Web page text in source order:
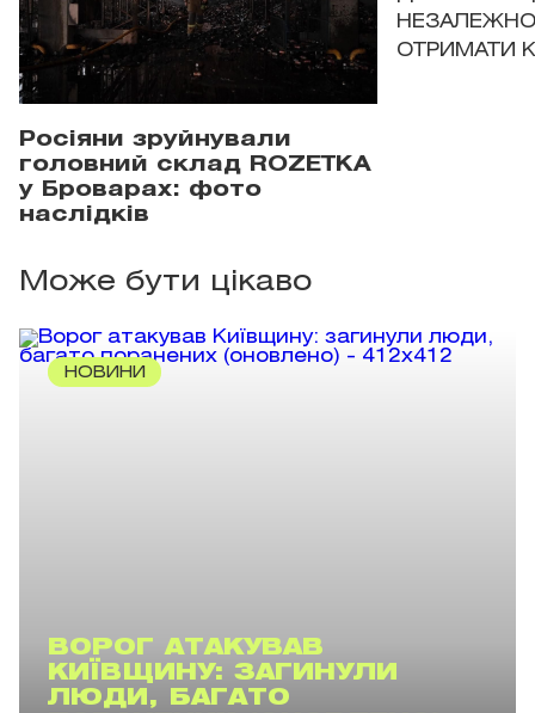
Росіяни зруйнували
головний склад ROZETKA
у Броварах: фото
наслідків
ОТРИМАТИ
Може бути цікаво
НОВИНИ
ВОРОГ АТАКУВАВ
КИЇВЩИНУ: ЗАГИНУЛИ
ЛЮДИ, БАГАТО